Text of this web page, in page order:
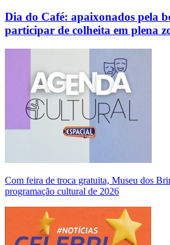
Dia do Café: apaixonados pela
participar de colheita em plena
Com feira de troca gratuita, Museu dos
programação cultural de 2026